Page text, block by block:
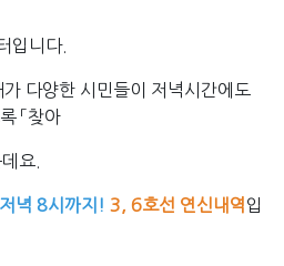
입니다.
가 다양한 시민들이 저녁시간에도
「 찾아
요.
녁 8시까지! 3, 6호선 연신내역입